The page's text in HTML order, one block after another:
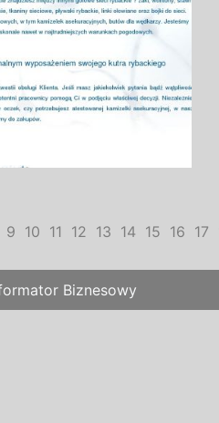
9 10 11 12 13 14 15 16 17
Biznesowy